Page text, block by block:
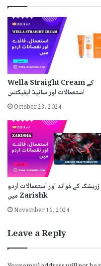
Wella Straight Cream کے
استعمالات اور سائیڈ ایفیکٹس
October 23, 2024
زریشک کے فوائد اور استعمالات اردو
میں Zarishk
November 16, 2024
Leave a Reply